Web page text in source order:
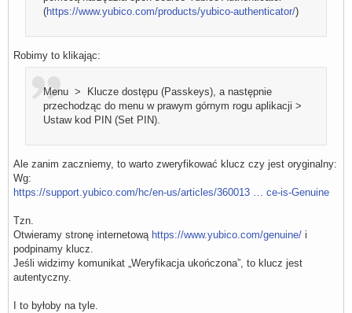
(https://www.yubico.com/products/yubico-authenticator/)
Robimy to klikając:
Menu > Klucze dostępu (Passkeys), a następnie
przechodząc do menu w prawym górnym rogu aplikacji >
Ustaw kod PIN (Set PIN).
Ale zanim zaczniemy, to warto zweryfikować klucz czy jest oryginalny:
Wg:
https://support.yubico.com/hc/en-us/articles/360013 … ce-is-Genuine
Tzn.
Otwieramy stronę internetową https://www.yubico.com/genuine/ i
podpinamy klucz.
Jeśli widzimy komunikat „Weryfikacja ukończona”, to klucz jest
autentyczny.
I to byłoby na tyle.